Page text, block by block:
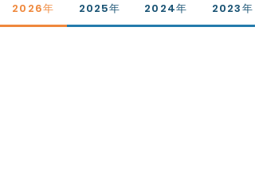
2026年 2025年 2024年 2023年